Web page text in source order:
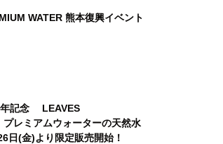
WATER 熊本復興イベント
年記念 LEAVES
レミアムウォーターの天然水
(金)より限定販売開始！